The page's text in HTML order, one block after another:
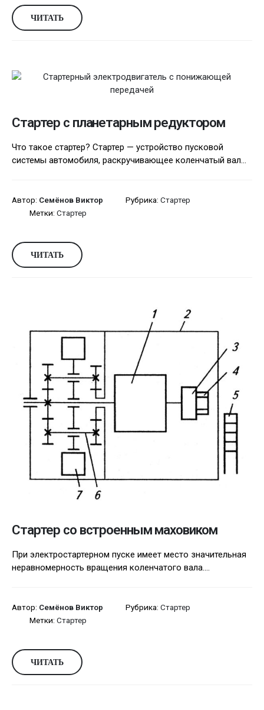
ЧИТАТЬ
Стартер с планетарным редуктором
Что такое стартер? Стартер — устройство пусковой
системы автомобиля, раскручивающее коленчатый вал...
Автор: Семёнов Виктор Рубрика: Стартер
Метки: Стартер
ЧИТАТЬ
Стартер со встроенным маховиком
При электростартерном пуске имеет место значительная
неравномерность вращения коленчатого вала....
Автор: Семёнов Виктор Рубрика: Стартер
Метки: Стартер
ЧИТАТЬ